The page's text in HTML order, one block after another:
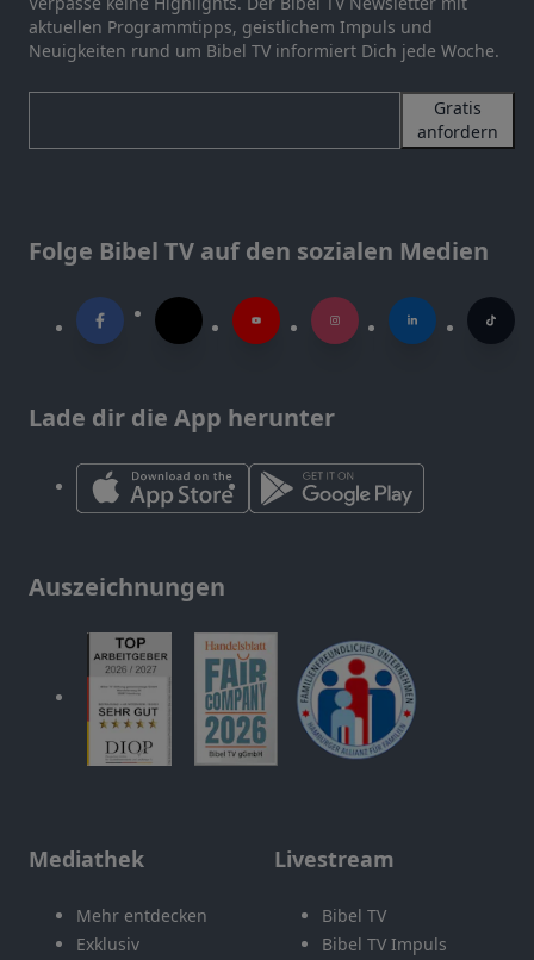
aktuellen Programmtipps, geistlichem Impuls und
Neuigkeiten rund um Bibel TV informiert Dich jede Woche.
Gratis
anfordern
Folge Bibel TV auf den sozialen Medien
Lade dir die App herunter
Auszeichnungen
Mediathek
Mehr entdecken
Exklusiv
Livestream
Bibel TV
Bibel TV Impuls